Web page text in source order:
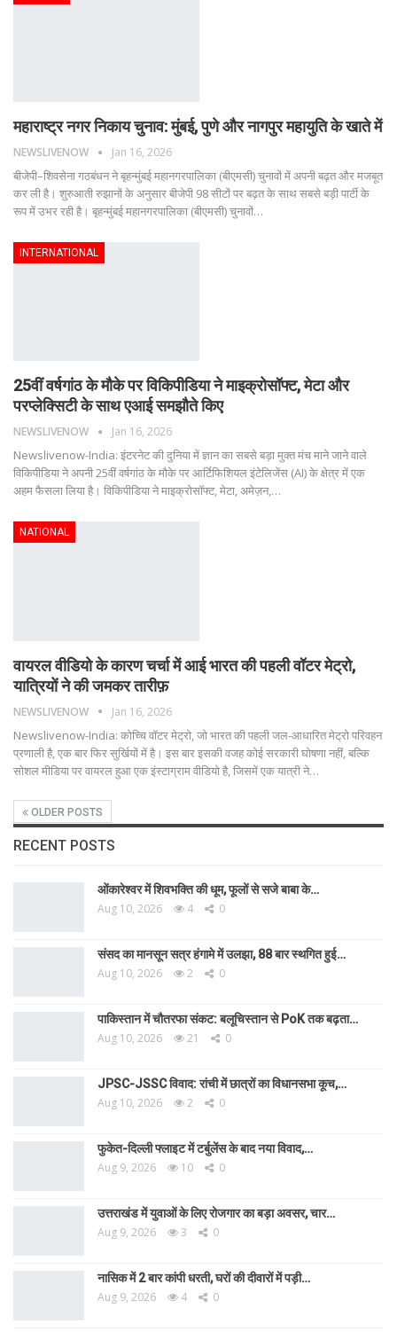
महाराष्ट्र नगर निकाय चुनाव: मुंबई, पुणे और नागपुर महायुति के खाते में
NEWSLIVENOW Jan 16, 2026
बीजेपी–शिवसेना गठबंधन ने बृहन्मुंबई महानगरपालिका (बीएमसी) चुनावों में अपनी बढ़त और मजबूत
कर ली है। शुरुआती रुझानों के अनुसार बीजेपी 98 सीटों पर बढ़त के साथ सबसे बड़ी पार्टी के
रूप में उभर रही है। बृहन्मुंबई महानगरपालिका (बीएमसी) चुनावों…
INTERNATIONAL
25वीं वर्षगांठ के मौके पर विकिपीडिया ने माइक्रोसॉफ्ट, मेटा और
परप्लेक्सिटी के साथ एआई समझौते किए
NEWSLIVENOW Jan 16, 2026
Newslivenow-India: इंटरनेट की दुनिया में ज्ञान का सबसे बड़ा मुक्त मंच माने जाने वाले
विकिपीडिया ने अपनी 25वीं वर्षगांठ के मौके पर आर्टिफिशियल इंटेलिजेंस (AI) के क्षेत्र में एक
अहम फैसला लिया है। विकिपीडिया ने माइक्रोसॉफ्ट, मेटा, अमेज़न,…
NATIONAL
वायरल वीडियो के कारण चर्चा में आई भारत की पहली वॉटर मेट्रो,
यात्रियों ने की जमकर तारीफ़
NEWSLIVENOW Jan 16, 2026
Newslivenow-India: कोच्चि वॉटर मेट्रो, जो भारत की पहली जल-आधारित मेट्रो परिवहन
प्रणाली है, एक बार फिर सुर्खियों में है। इस बार इसकी वजह कोई सरकारी घोषणा नहीं, बल्कि
सोशल मीडिया पर वायरल हुआ एक इंस्टाग्राम वीडियो है, जिसमें एक यात्री ने…
OLDER POSTS
RECENT POSTS
ओंकारेश्वर में शिवभक्ति की धूम, फूलों से सजे बाबा के…
Aug 10, 2026 4 0
संसद का मानसून सत्र हंगामे में उलझा, 88 बार स्थगित हुई…
Aug 10, 2026 2 0
पाकिस्तान में चौतरफा संकट: बलूचिस्तान से PoK तक बढ़ता…
Aug 10, 2026 21 0
JPSC-JSSC विवाद: रांची में छात्रों का विधानसभा कूच,…
Aug 10, 2026 2 0
फुकेत-दिल्ली फ्लाइट में टर्बुलेंस के बाद नया विवाद,…
Aug 9, 2026 10 0
उत्तराखंड में युवाओं के लिए रोजगार का बड़ा अवसर, चार…
Aug 9, 2026 3 0
नासिक में 2 बार कांपी धरती, घरों की दीवारों में पड़ी…
Aug 9, 2026 4 0